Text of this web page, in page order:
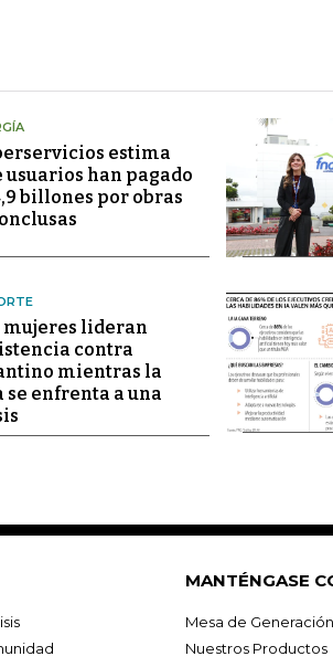
estima
usuarios han pagado
billones por obras
mujeres lideran
contra
mientras la
se enfrenta a una
MANTÉNGASE
Mesa de
Nuestros Productos